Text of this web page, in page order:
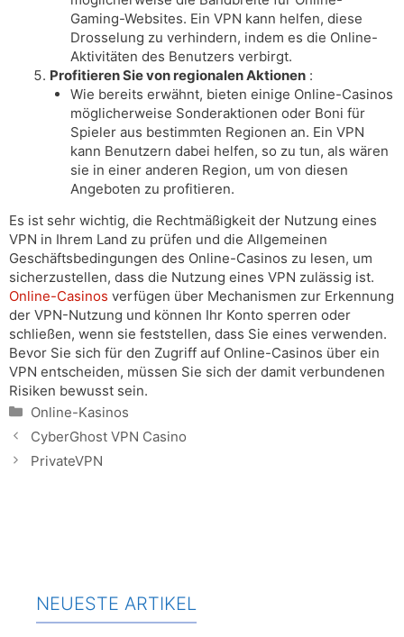
Gaming-Websites. Ein VPN kann helfen, diese
Drosselung zu verhindern, indem es die Online-
Aktivitäten des Benutzers verbirgt.
Profitieren Sie von regionalen Aktionen :
Wie bereits erwähnt, bieten einige Online-Casinos
möglicherweise Sonderaktionen oder Boni für
Spieler aus bestimmten Regionen an. Ein VPN
kann Benutzern dabei helfen, so zu tun, als wären
sie in einer anderen Region, um von diesen
Angeboten zu profitieren.
Es ist sehr wichtig, die Rechtmäßigkeit der Nutzung eines
VPN in Ihrem Land zu prüfen und die Allgemeinen
Geschäftsbedingungen des Online-Casinos zu lesen, um
sicherzustellen, dass die Nutzung eines VPN zulässig ist.
Online-Casinos verfügen über Mechanismen zur Erkennung
der VPN-Nutzung und können Ihr Konto sperren oder
schließen, wenn sie feststellen, dass Sie eines verwenden.
Bevor Sie sich für den Zugriff auf Online-Casinos über ein
VPN entscheiden, müssen Sie sich der damit verbundenen
Risiken bewusst sein.
Categories
Online-Kasinos
CyberGhost VPN Casino
PrivateVPN
NEUESTE ARTIKEL